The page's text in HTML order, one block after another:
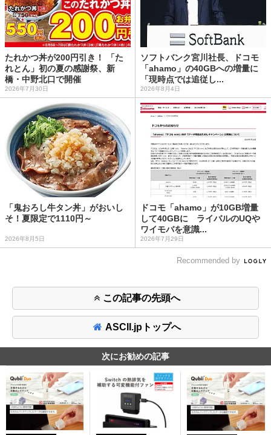
たれかつ丼が200円引き！ 「た
れとん」初の夏の感謝祭、新
橋・中野北口で開催
2026年7月30日
ソフトバンク宮川社長、ドコモ
「ahamo」の40GBへの増量に
「現時点では追従し...
2026年8月4日
「鬼おろし牛タン丼」がおいし
そ！夏限定で1110円～
2026年8月5日
ドコモ「ahamo」が10GB増量
して40GBに ライバルのUQや
ワイモバを意識...
2026年7月29日
Recommended by
この記事の先頭へ
ASCII.jpトップへ
次にお勧めの記事